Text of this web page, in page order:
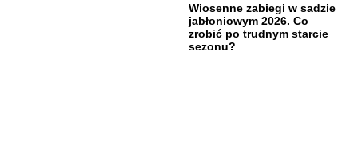
Wiosenne zabiegi w sadzie
jabłoniowym 2026. Co
zrobić po trudnym starcie
sezonu?